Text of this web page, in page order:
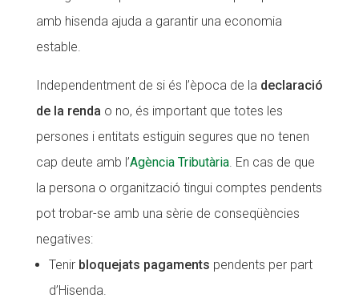
amb hisenda ajuda a garantir una economia
estable.
Independentment de si és l’època de la declaració
de la renda o no, és important que totes les
persones i entitats estiguin segures que no tenen
cap deute amb l’Agència Tributària. En cas de que
la persona o organització tingui comptes pendents
pot trobar-se amb una sèrie de conseqüències
negatives:
Tenir bloquejats pagaments pendents per part
d’Hisenda.
CONEIX FUNDESPLAI
La Fundació
Missió i valors
Els comptes clars
Memòria d'activitats
Proposta educativa
CONEIX FUNDESPLAI
La Fundació
Missió i valors
Els comptes clars
Memòria d'activitats
Proposta educativa